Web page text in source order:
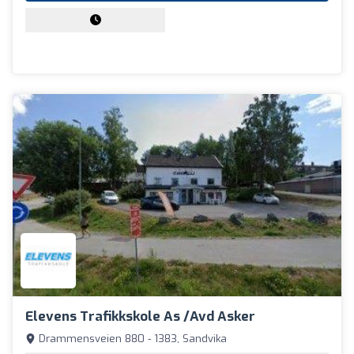
Elevens Trafikkskole As /Avd Asker
Drammensveien 880 - 1383, Sandvika